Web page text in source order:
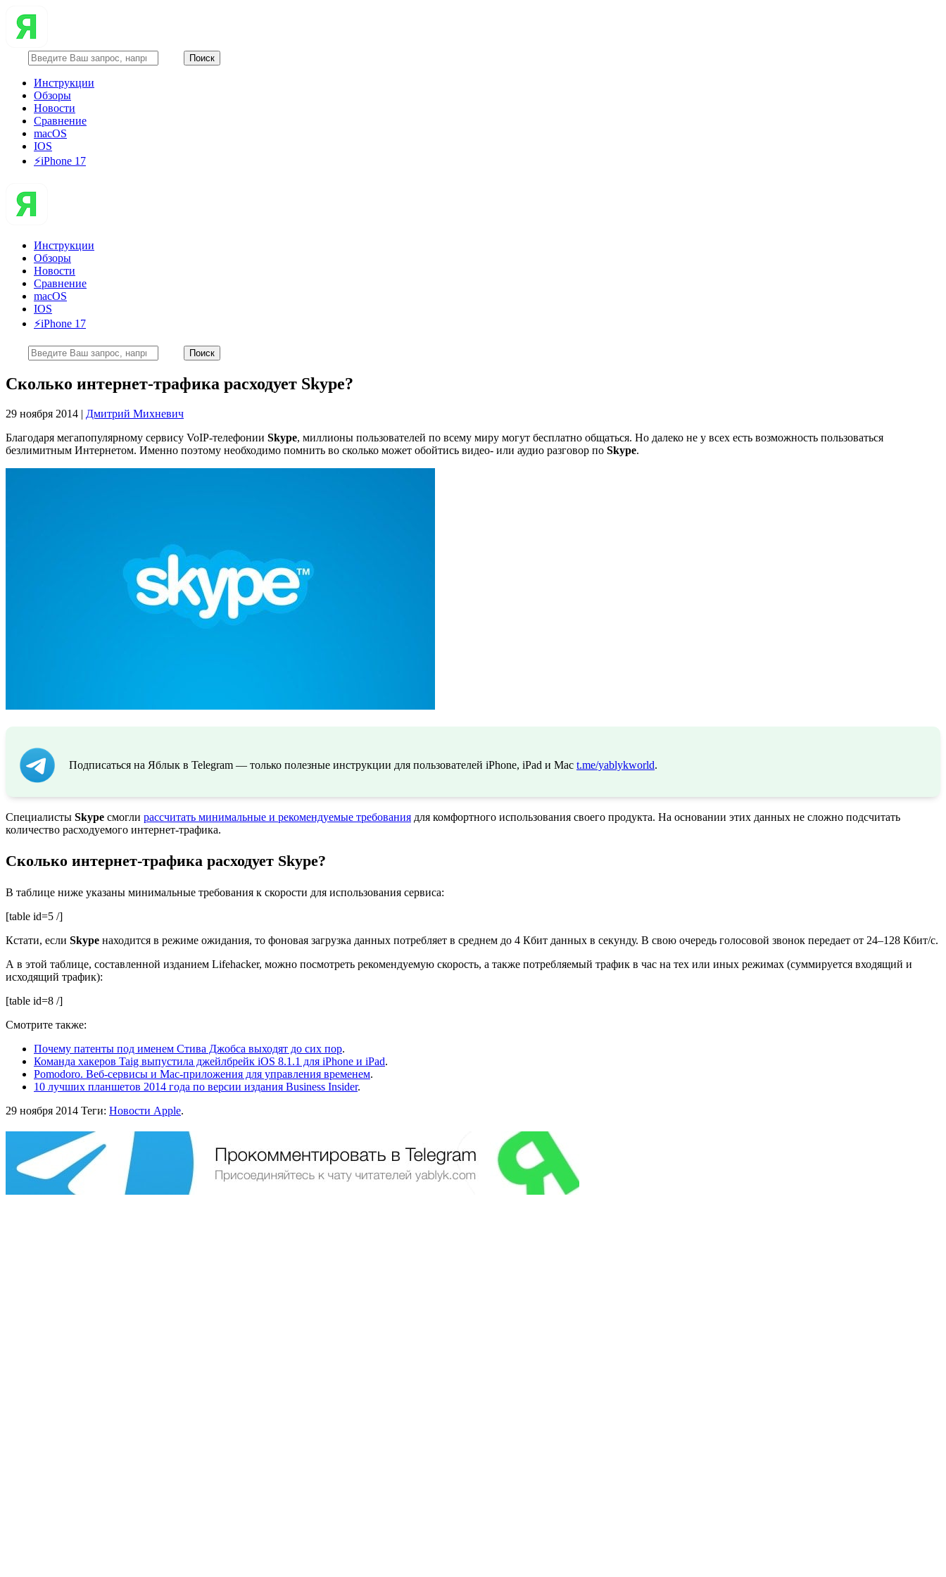
Инструкции
Обзоры
Новости
Сравнение
macOS
IOS
⚡️iPhone 17
Инструкции
Обзоры
Новости
Сравнение
macOS
IOS
⚡️iPhone 17
Сколько интернет-трафика расходует Skype?
29 ноября 2014 | Дмитрий Михневич
Благодаря мегапопулярному сервису VoIP-телефонии Skype, миллионы пользователей по всему миру могут бесплатно общаться. Но далеко не у всех есть возможность пользоваться
безлимитным Интернетом. Именно поэтому необходимо помнить во сколько может обойтись видео- или аудио разговор по Skype.
Подписаться на Яблык в Telegram — только полезные инструкции для пользователей iPhone, iPad и Mac t.me/yablykworld.
Специалисты Skype смогли рассчитать минимальные и рекомендуемые требования для комфортного использования своего продукта. На основании этих данных не сложно подсчитать
количество расходуемого интернет-трафика.
Сколько интернет-трафика расходует Skype?
В таблице ниже указаны минимальные требования к скорости для использования сервиса:
[table id=5 /]
Кстати, если Skype находится в режиме ожидания, то фоновая загрузка данных потребляет в среднем до 4 Кбит данных в секунду. В свою очередь голосовой звонок передает от 24–128 Кбит/с.
А в этой таблице, составленной изданием Lifehacker, можно посмотреть рекомендуемую скорость, а также потребляемый трафик в час на тех или иных режимах (суммируется входящий и
исходящий трафик):
[table id=8 /]
Смотрите также:
Почему патенты под именем Стива Джобса выходят до сих пор.
Команда хакеров Taig выпустила джейлбрейк iOS 8.1.1 для iPhone и iPad.
Pomodoro. Веб-сервисы и Mac-приложения для управления временем.
10 лучших планшетов 2014 года по версии издания Business Insider.
29 ноября 2014 Теги: Новости Apple.